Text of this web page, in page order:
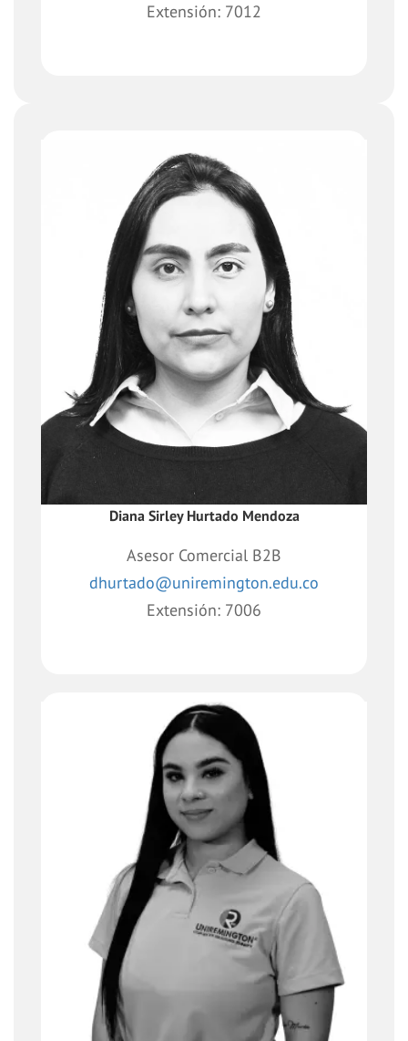
Extensión: 7012
Asesor de Formación Empresarial,
integrante activo entre las necesidades
de las
empresas y las soluciones educativas,
generando intermediación y
colaboración con las organizaciones,
identificando las áreas clave para la
capacitación continua.
Diana Sirley Hurtado Mendoza
Asesor Comercial B2B
dhurtado@uniremington.edu.co
Extensión: 7006
Asesor de Formación Empresarial,
integrante activo entre las necesidades
de las
empresas y las soluciones educativas,
generando intermediación y
colaboración con las organizaciones,
identificando las áreas clave para la
capacitación continua.